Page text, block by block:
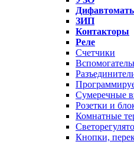
ЗИП
Контакторы
Реле
Счетчики
Сумеречные
Розетки и
Комнатные
Кнопки,